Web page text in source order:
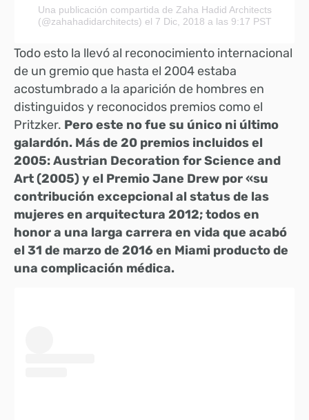
Una publicación compartida de Zaha Hadid Architects
(@zahahadidarchitects) el 7 Dic, 2018 a las 9:17 PST
Todo esto la llevó al reconocimiento internacional
de un gremio que hasta el 2004 estaba
acostumbrado a la aparición de hombres en
distinguidos y reconocidos premios como el
Pritzker. Pero este no fue su único ni último
galardón. Más de 20 premios incluidos el
2005: Austrian Decoration for Science and
Art (2005) y el Premio Jane Drew por «su
contribución excepcional al status de las
mujeres en arquitectura 2012; todos en
honor a una larga carrera en vida que acabó
el 31 de marzo de 2016 en Miami producto de
una complicación médica.